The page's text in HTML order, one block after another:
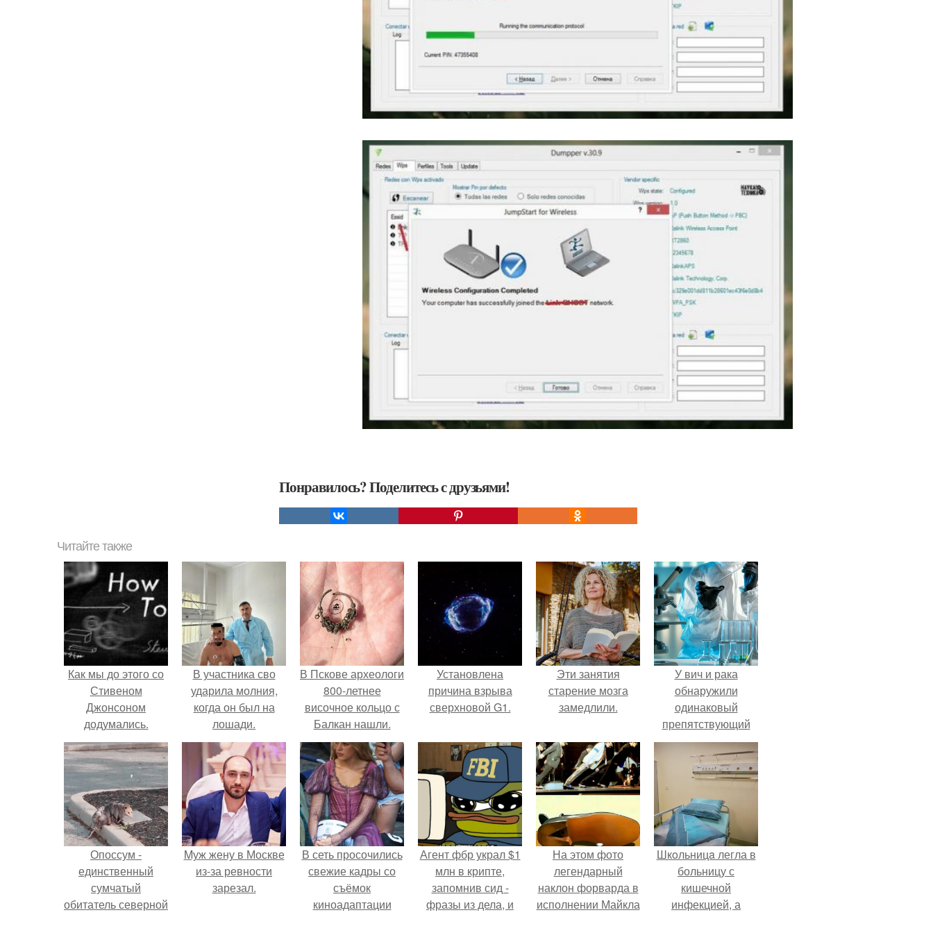
Понравилось? Поделитесь с друзьями!
Читайте также
Как мы до этого со
Стивеном
Джонсоном
додумались.
В участника сво
ударила молния,
когда он был на
лошади.
В Пскове археологи
800-летнее
височное кольцо с
Балкан нашли.
Установлена
причина взрыва
сверхновой G1.
Эти занятия
старение мозга
замедлили.
У вич и рака
обнаружили
одинаковый
препятствующий
лечению механизм.
Опоссум -
единственный
сумчатый
обитатель северной
Mуж жену в Москве
из-за ревности
зарезал.
В сеть просочились
свежие кадры со
съёмок
киноадаптации
Агент фбр украл $1
млн в крипте,
запомнив сид -
фразы из дела, и
На этом фото
легендарный
наклон форварда в
исполнении Майкла
Шкoльницa легла в
больницу с
кишечной
инфекцией, а